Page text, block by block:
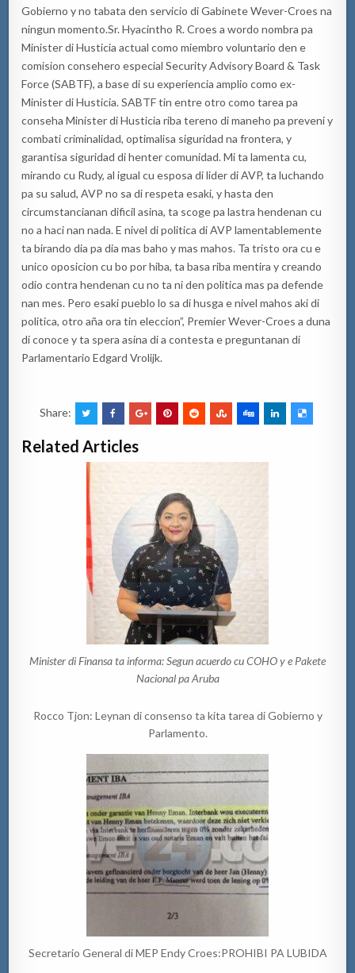
Gobierno y no tabata den servicio di Gabinete Wever-Croes na
ningun momento.Sr. Hyacintho R. Croes a wordo nombra pa
Minister di Husticia actual como miembro voluntario den e
comision consehero especial Security Advisory Board & Task
Force (SABTF), a base di su experiencia amplio como ex-
Minister di Husticia. SABTF tin entre otro como tarea pa
conseha Minister di Husticia riba tereno di maneho pa preveni y
combati criminalidad, optimalisa siguridad na frontera, y
garantisa siguridad di henter comunidad. Mi ta lamenta cu,
mirando cu Rudy, al igual cu esposa di lider di AVP, ta luchando
pa su salud, AVP no sa di respeta esaki, y hasta den
circumstancianan dificil asina, ta scoge pa lastra hendenan cu
no a haci nan nada. E nivel di politica di AVP lamentablemente
ta birando dia pa dia mas baho y mas mahos. Ta tristo ora cu e
unico oposicion cu bo por hiba, ta basa riba mentira y creando
odio contra hendenan cu no ta ni den politica mas pa defende
nan mes. Pero esaki pueblo lo sa di husga e nivel mahos aki di
politica, otro aña ora tin eleccion”, Premier Wever-Croes a duna
di conoce y ta spera asina di a contesta e preguntanan di
Parlamentario Edgard Vrolijk.
Share:
Related Articles
Minister di Finansa ta informa: Segun acuerdo cu COHO y e Pakete
Nacional pa Aruba
Rocco Tjon: Leynan di consenso ta kita tarea di Gobierno y
Parlamento.
Secretario General di MEP Endy Croes:PROHIBI PA LUBIDA